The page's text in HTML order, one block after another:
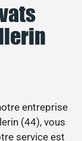
entreprise
(44), vous
service est